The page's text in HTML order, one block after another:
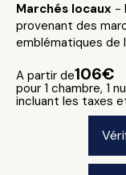
Marchés locaux -
provenant des
emblématiques de
A partir de106€
pour 1 chambre, 1
incluant les taxes